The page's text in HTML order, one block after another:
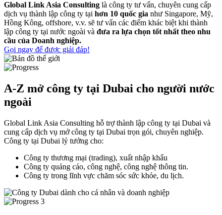
Global Link Asia Consulting là công ty tư vấn, chuyên cung cấp
dịch vụ thành lập công ty tại hơn 10 quốc gia như Singapore, Mỹ,
Hồng Kông, offshore, v.v. sẽ tư vấn các điểm khác biệt khi thành
lập công ty tại nước ngoài và đưa ra lựa chọn tốt nhất theo nhu
cầu của Doanh nghiệp.
Gọi ngay để được giải đáp!
A-Z mở công ty tại Dubai cho người nước
ngoài
Global Link Asia Consulting hỗ trợ thành lập công ty tại Dubai và
cung cấp dịch vụ mở công ty tại Dubai trọn gói, chuyên nghiệp.
Công ty tại Dubai lý tưởng cho:
Công ty thương mại (trading), xuất nhập khẩu
Công ty quảng cáo, công nghệ, công nghệ thông tin.
Công ty trong lĩnh vực chăm sóc sức khỏe, du lịch.